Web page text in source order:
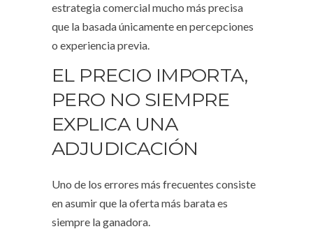
estrategia comercial mucho más precisa
que la basada únicamente en percepciones
o experiencia previa.
EL PRECIO IMPORTA,
PERO NO SIEMPRE
EXPLICA UNA
ADJUDICACIÓN
Uno de los errores más frecuentes consiste
en asumir que la oferta más barata es
siempre la ganadora.